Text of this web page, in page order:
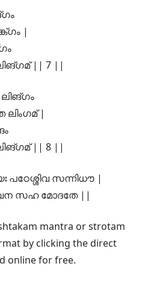
|
|| 7 ||
|
|| 8 ||
പഠേശ്ശിവ സന്നിധൗ |
സഹ മോദതേ ||
mantra or strotam
by clicking the direct
online for free.